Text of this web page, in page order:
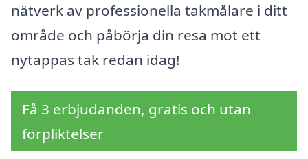
nätverk av professionella takmålare i ditt
område och påbörja din resa mot ett
nytappas tak redan idag!
Få 3 erbjudanden, gratis och utan
förpliktelser